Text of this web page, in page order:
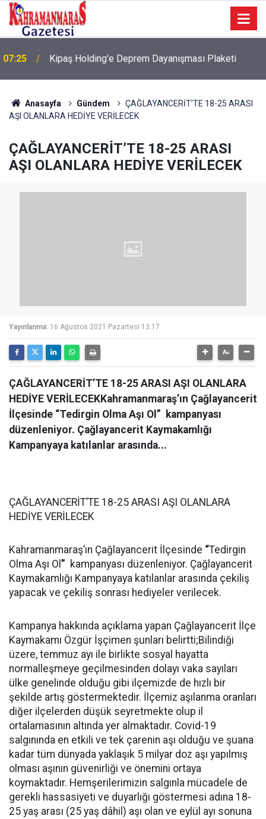
07:19
Deprem Sonrası Dayanışmaya Teşekkür
Anasayfa Gündem
ÇAĞLAYANCERİT’TE 18-25 ARASI
AŞI OLANLARA HEDİYE VERİLECEK
ÇAĞLAYANCERİT’TE 18-25 ARASI
AŞI OLANLARA HEDİYE VERİLECEK
Yayınlanma: 16 Ağustos 2021 Pazartesi 13:17
ÇAĞLAYANCERİT’TE 18-25 ARASI AŞI OLANLARA
HEDİYE VERİLECEKKahramanmaraş’ın Çağlayancerit
İlçesinde “Tedirgin Olma Aşı Ol” kampanyası
düzenleniyor. Çağlayancerit Kaymakamlığı
Kampanyaya katılanlar arasında...
ÇAĞLAYANCERİT’TE 18-25 ARASI AŞI OLANLARA
HEDİYE VERİLECEK
Kahramanmaraş’ın Çağlayancerit İlçesinde “Tedirgin
Olma Aşı Ol ” kampanyası düzenleniyor. Çağlayancerit
Kaymakamlığı Kampanyaya katılanlar arasında çekiliş
yapacak ve çekiliş sonrası hediyeler verilecek.
Kampanya hakkında açıklama yapan Çağlayancerit İlçe
Kaymakamı Özgür İşçimen şunları belirtti;Bilindiği
üzere, temmuz ayı ile birlikte sosyal hayatta
normalleşmeye geçilmesinden dolayı vaka sayıları
ülke genelinde olduğu gibi ilçemizde de hızlı bir
şekilde artış göstermektedir. İlçemiz aşılanma oranları
diğer ilçelerden düşük seyretmekte olup il
ortalamasının altında yer almaktadır. Covid-19
salgınında en etkili ve tek çarenin aşı olduğu ve şuana
kadar tüm dünyada yaklaşık 5 milyar doz aşı yapılmış
olması aşının güvenirliği ve önemini ortaya
koymaktadır. Hemşerilerimizin salgınla mücadele de
gerekli hassasiyeti ve duyarlığı göstermesi adına 18-
25 yaş arası (25 yaş dâhil) aşı olan ve eylül ayı sonuna